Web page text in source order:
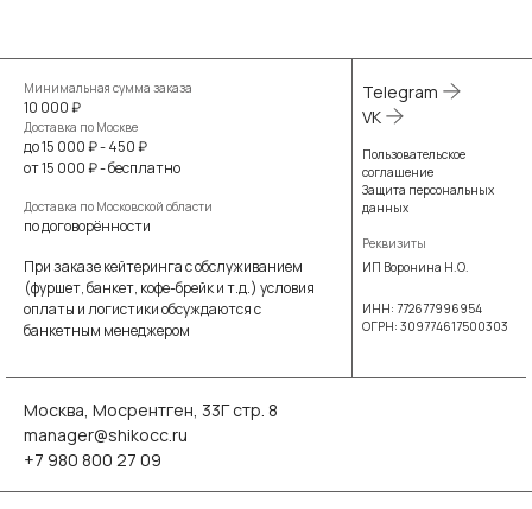
Минимальная сумма заказа
10 000 ₽
Доставка по Москве
до 15 000 ₽ - 450 ₽
от 15 000 ₽ - бесплатно
Доставка по Московской области
по договорённости
При заказе кейтеринга с обслуживанием
(фуршет, банкет, кофе-брейк и т.д.) условия
оплаты и логистики обсуждаются с
банкетным менеджером
Telegram
VK
Пользовательское
соглашение
Защита персональных
данных
Реквизиты
ИП Воронина Н.О.
ИНН: 772677996954
ОГРН: 309774617500303
Москва, Мосрентген, 33Г стр. 8
manager@shikocc.ru
+7 980 800 27 09